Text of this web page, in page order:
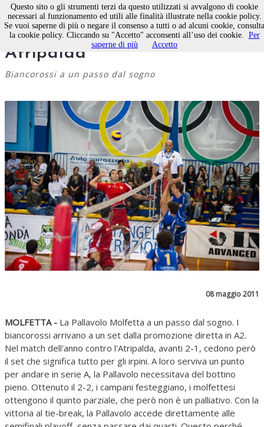
Pallavolo Molfetta batte 3-2
Atripalda
Biancorossi a un passo dal sogno
08 maggio 2011
MOLFETTA - La Pallavolo Molfetta a un passo dal sogno. I
biancorossi arrivano a un set dalla promozione diretta in A2.
Nel match dell'anno contro l'Atripalda, avanti 2-1, cedono però
il set che significa tutto per gli irpini. A loro serviva un punto
per andare in serie A, la Pallavolo necessitava del bottino
pieno. Ottenuto il 2-2, i campani festeggiano, i molfettesi
ottengono il quinto parziale, che però non è un palliativo. Con la
vittoria al tie-break, la Pallavolo accede direttamente alle
Questo sito o gli strumenti terzi da questo utilizzati si avvalgono di cookie
necessari al funzionamento ed utili alle finalità illustrate nella cookie policy.
Se vuoi saperne di più o negare il consenso a tutti o ad alcuni cookie, consulta
la cookie policy. Cliccando su "Accetto" acconsenti all’uso dei cookie. Per
saperne di più
Accetto